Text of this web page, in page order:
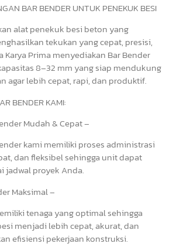
BAR BENDER UNTUK PENEKUK BESI
alat penekuk besi beton yang
tekukan yang cepat, presisi,
Karya Prima menyediakan Bar Bender
8–32 mm yang siap mendukung
agar lebih cepat, rapi, dan produktif.
BENDER KAMI:
Mudah & Cepat –
kami memiliki proses administrasi
dan fleksibel sehingga unit dapat
jadwal proyek Anda.
Maksimal –
tenaga yang optimal sehingga
menjadi lebih cepat, akurat, dan
efisiensi pekerjaan konstruksi.